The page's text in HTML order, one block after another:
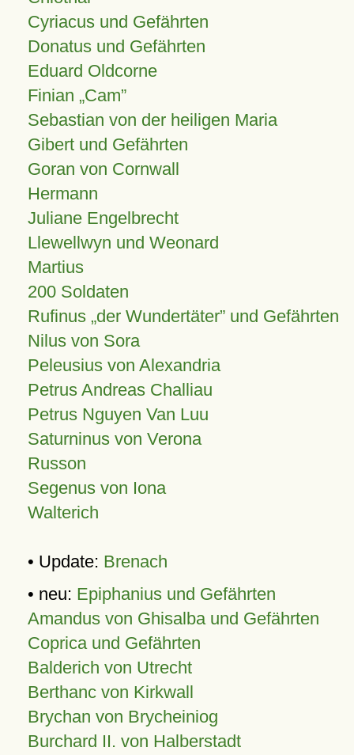
Cyriacus und Gefährten
Donatus und Gefährten
Eduard Oldcorne
Finian Cam
Sebastian von der heiligen Maria
Gibert und Gefährten
Goran von Cornwall
Hermann
Juliane Engelbrecht
Llewellwyn und Weonard
Martius
200 Soldaten
Rufinus „der Wundertäter” und Gefährten
Nilus von Sora
Peleusius von Alexandria
Petrus Andreas Challiau
Petrus Nguyen Van Luu
Saturninus von Verona
Russon
Segenus von Iona
Walterich
• Update: Brenach
• neu: Epiphanius und Gefährten
Amandus von Ghisalba und Gefährten
Coprica und Gefährten
Balderich von Utrecht
Berthanc von Kirkwall
Brychan von Brycheiniog
Burchard II. von Halberstadt